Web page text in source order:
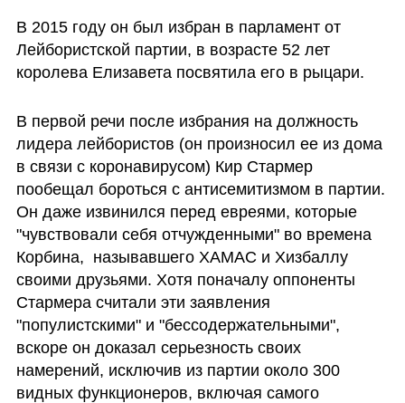
В 2015 году он был избран в парламент от
Лейбористской партии, в возрасте 52 лет
королева Елизавета посвятила его в рыцари.
В первой речи после избрания на должность
лидера лейбористов (он произносил ее из дома
в связи с коронавирусом) Кир Стармер
пообещал бороться с антисемитизмом в партии.
Он даже извинился перед евреями, которые
"чувствовали себя отчужденными" во времена
Корбина,  называвшего ХАМАС и Хизбаллу
своими друзьями. Хотя поначалу оппоненты
Стармера считали эти заявления
"популистскими" и "бессодержательными",
вскоре он доказал серьезность своих
намерений, исключив из партии около 300
видных функционеров, включая самого